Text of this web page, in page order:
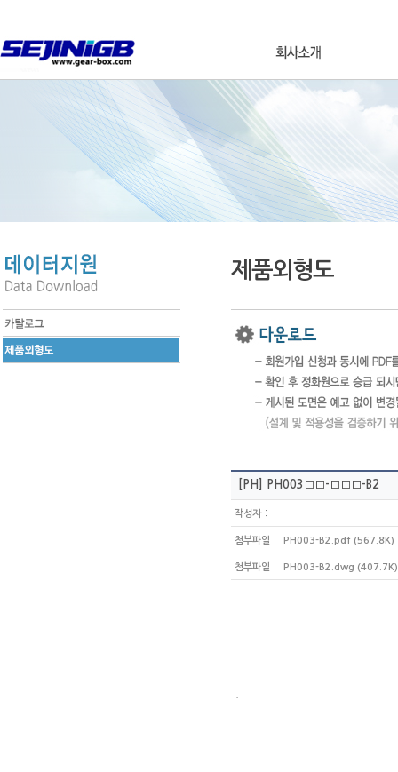
제품외형도
[PH] PH003□□-□□□-B2
작성자:
첨부파일 : PH003-B2.pdf (567.8K)
첨부파일 : PH003-B2.dwg (407.7K)